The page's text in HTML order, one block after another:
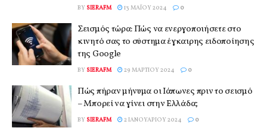
BY SIERAFM 13 ΜΑΪ́ΟΥ 2024 0
Σεισμός τώρα: Πώς να ενεργοποιήσετε στο
κινητό σας το σύστημα έγκαιρης ειδοποίησης
της Google
BY SIERAFM 29 ΜΑΡΤΊΟΥ 2024 0
Πώς πήραν μήνυμα οι Ιάπωνες πριν το σεισμό
– Μπορεί να γίνει στην Ελλάδα;
BY SIERAFM 2 ΙΑΝΟΥΑΡΊΟΥ 2024 0